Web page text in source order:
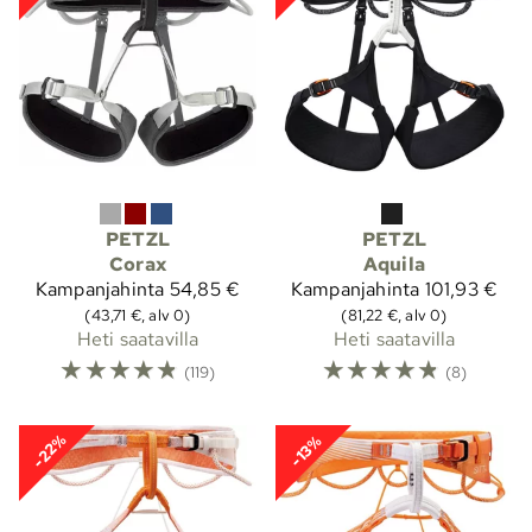
PETZL
Corax
Kampanjahinta 54,85 €
(43,71 €, alv 0)
Heti saatavilla
☆☆☆☆☆ (119)
PETZL
Aquila
Kampanjahinta 101,93 €
(81,22 €, alv 0)
Heti saatavilla
☆☆☆☆☆ (8)
-22% -13%